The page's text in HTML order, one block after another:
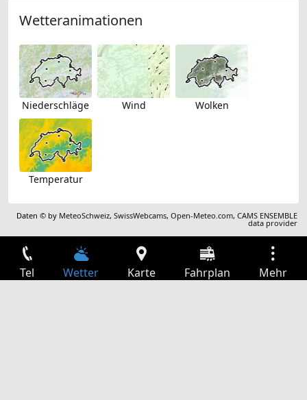
Wetteranimationen
Niederschläge Wind Wolken
Temperatur
Daten © by MeteoSchweiz,SwissWebcams,Open-Meteo.com,CAMS ENSEMBLE
data provider
Tel Wetter Karte Fahrplan Mehr